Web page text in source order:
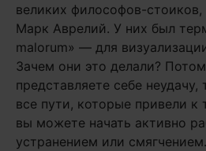
великих философов-стоиков,
Марк Аврелий. У них был
malorum» — для
Зачем они это делали?
представляете себе неудачу,
все пути, которые привели к
вы можете начать активно
устранением или смягчением.